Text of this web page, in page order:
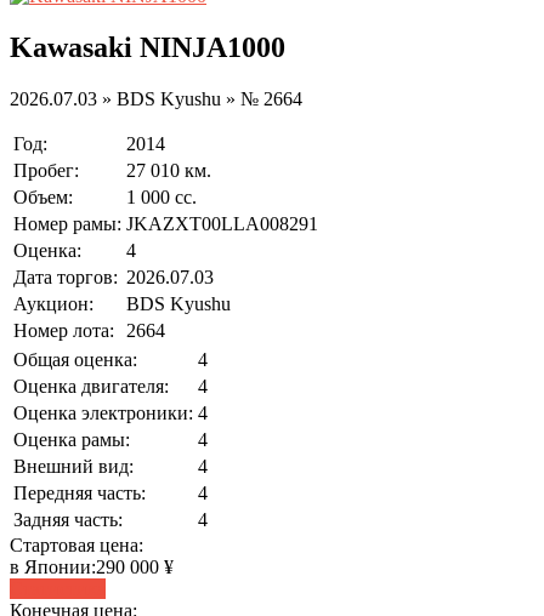
Kawasaki NINJA1000
2026.07.03 » BDS Kyushu » № 2664
Год:
2014
Пробег:
27 010 км.
Объем:
1 000 сс.
Номер рамы: JKAZXT00LLA008291
Оценка:
4
Дата торгов: 2026.07.03
Аукцион:
BDS Kyushu
Номер лота:
2664
Общая оценка:
4
Оценка двигателя:
4
Оценка электроники: 4
Оценка рамы:
4
Внешний вид:
4
Передняя часть:
4
Задняя часть:
4
Стартовая цена:
в Японии:290 000 ¥
Конечная цена: